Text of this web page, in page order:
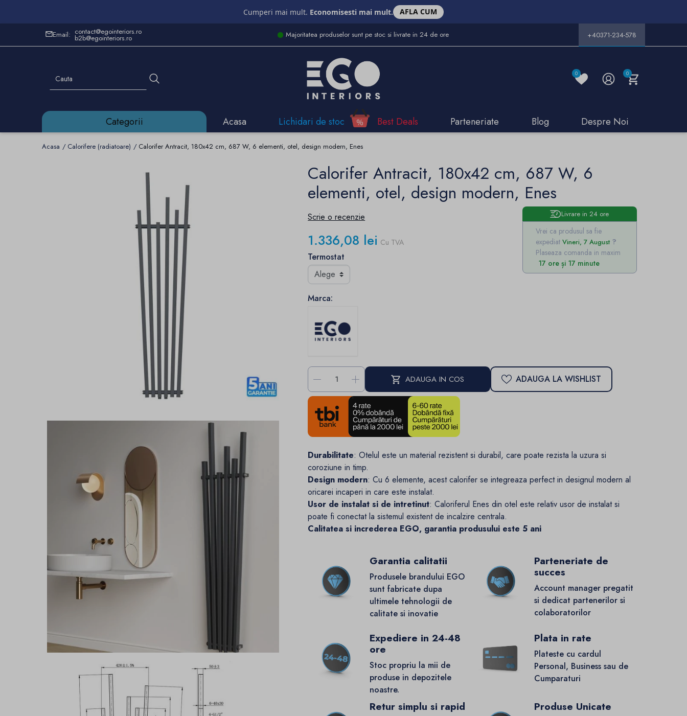
Cumperi mai mult. Economisesti mai mult. AFLA CUM
Email: contact@egointeriors.ro
b2b@egointeriors.ro Majoritatea produselor sunt pe stoc si livrate in 24 de ore +40371-234-578
0 0
Categorii Acasa Lichidari de stoc Best Deals Parteneriate Blog Despre Noi
Acasa Calorifere (radiatoare) Calorifer Antracit, 180x42 cm, 687 W, 6 elementi, otel, design modern, Enes
Calorifer Antracit, 180x42 cm, 687 W, 6
elementi, otel, design modern, Enes
Livrare in 24 ore
Vrei ca produsul sa fie
expediat Vineri, 7 August
Plaseaza comanda in maxim
17 ore și 17 minute
Scrie o recenzie
1.336,08 lei Cu TVA
Termostat
Marca:
- + ADAUGA IN COS ADAUGA LA WISHLIST
Durabilitate: Otelul este un material rezistent si durabil, care poate rezista la uzura si
coroziune in timp.
Design modern: Cu 6 elemente, acest calorifer se integreaza perfect in designul modern al
oricarei incaperi in care este instalat.
Usor de instalat si de intretinut: Caloriferul Enes din otel este relativ usor de instalat si
poate fi conectat la sistemul existent de incalzire centrala.
Calitatea si increderea EGO, garantia produsului este 5 ani
Garantia calitatii
Produsele brandului EGO
sunt fabricate dupa
ultimele tehnologii de
calitate si inovatie
Parteneriate de
succes
Account manager pregatit
si dedicat partenerilor si
colaboratorilor
Expediere in 24-48
ore
Stoc propriu la mii de
produse in depozitele
noastre.
Plata in rate
Plateste cu cardul
Personal, Business sau de
Cumparaturi
Retur simplu si rapid Produse Unicate